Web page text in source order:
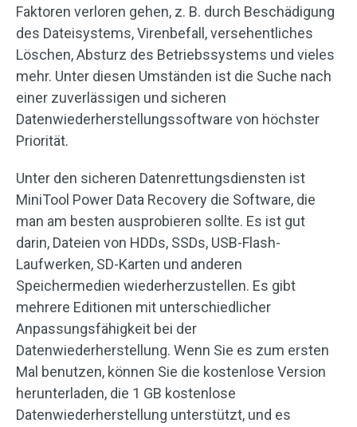
Faktoren verloren gehen, z. B. durch Beschädigung
des Dateisystems, Virenbefall, versehentliches
Löschen, Absturz des Betriebssystems und vieles
mehr. Unter diesen Umständen ist die Suche nach
einer zuverlässigen und sicheren
Datenwiederherstellungssoftware von höchster
Priorität.
Unter den sicheren Datenrettungsdiensten ist
MiniTool Power Data Recovery die Software, die
man am besten ausprobieren sollte. Es ist gut
darin, Dateien von HDDs, SSDs, USB-Flash-
Laufwerken, SD-Karten und anderen
Speichermedien wiederherzustellen. Es gibt
mehrere Editionen mit unterschiedlicher
Anpassungsfähigkeit bei der
Datenwiederherstellung. Wenn Sie es zum ersten
Mal benutzen, können Sie die kostenlose Version
herunterladen, die 1 GB kostenlose
Datenwiederherstellung unterstützt, und es